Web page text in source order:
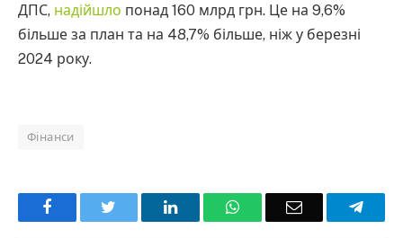
ДПС, надійшло понад 160 млрд грн. Це на 9,6%
більше за план та на 48,7% більше, ніж у березні
2024 року.
Фінанси
Facebook LinkedInWhatsAppEmail